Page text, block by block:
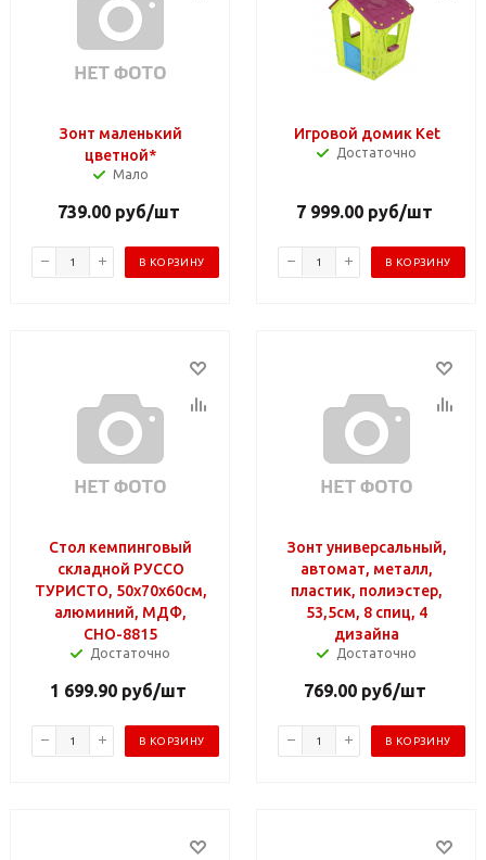
Зонт маленький
цветной*
Мало
739.00руб/шт
В КОРЗИНУ
Игровой домик Ket
Достаточно
7 999.00 руб/шт
В КОРЗИНУ
Стол кемпинговый
складной РУССО
ТУРИСТО, 50х70х60см,
алюминий, МДФ,
СНО-8815
Достаточно
1 699.90 руб/шт
В КОРЗИНУ
Зонт универсальный,
автомат, металл,
пластик, полиэстер,
53,5см, 8 спиц, 4
дизайна
Достаточно
769.00руб/шт
В КОРЗИНУ